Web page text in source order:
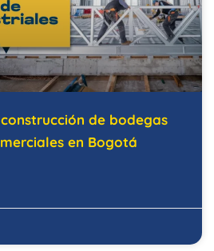
de bodegas
en Bogotá